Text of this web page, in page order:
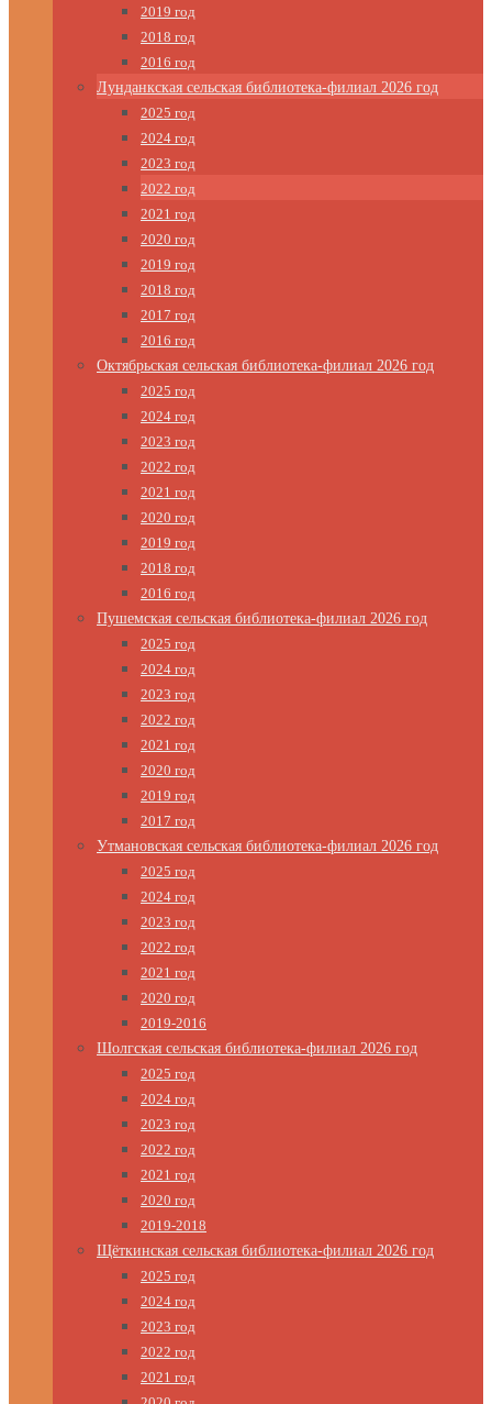
2019 год
2018 год
2016 год
Лунданкская сельская библиотека-филиал 2026 год
2025 год
2024 год
2023 год
2022 год
2021 год
2020 год
2019 год
2018 год
2017 год
2016 год
Октябрьская сельская библиотека-филиал 2026 год
2025 год
2024 год
2023 год
2022 год
2021 год
2020 год
2019 год
2018 год
2016 год
Пушемская сельская библиотека-филиал 2026 год
2025 год
2024 год
2023 год
2022 год
2021 год
2020 год
2019 год
2017 год
Утмановская сельская библиотека-филиал 2026 год
2025 год
2024 год
2023 год
2022 год
2021 год
2020 год
2019-2016
Шолгская сельская библиотека-филиал 2026 год
2025 год
2024 год
2023 год
2022 год
2021 год
2020 год
2019-2018
Щёткинская сельская библиотека-филиал 2026 год
2025 год
2024 год
2023 год
2022 год
2021 год